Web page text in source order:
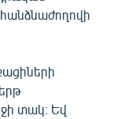
տակ։ Եվ